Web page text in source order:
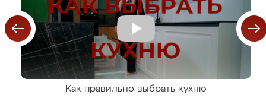
Как правильно выбрать кухню